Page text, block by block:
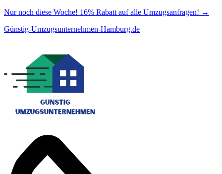
Nur noch diese Woche! 16% Rabatt auf alle Umzugsanfragen! →
Günstig-Umzugsunternehmen-Hamburg.de